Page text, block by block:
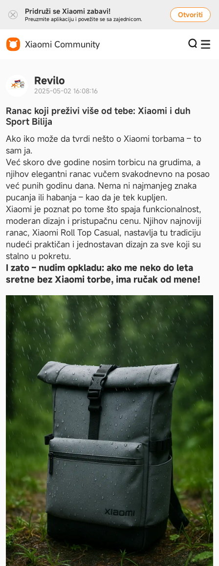
Pridruži se Xiaomi zabavi!
Preuzmite aplikaciju i povežite se sa zajednicom. Otvoriti
Xiaomi Community
Revilo
2025-05-02 16:08:16
Ranac koji preživi više od tebe: Xiaomi i duh
Sport Bilija
Ako iko može da tvrdi nešto o Xiaomi torbama – to
sam ja.
Već skoro dve godine nosim torbicu na grudima, a
njihov elegantni ranac vučem svakodnevno na posao
već punih godinu dana. Nema ni najmanjeg znaka
pucanja ili habanja – kao da je tek kupljen.
Xiaomi je poznat po tome što spaja funkcionalnost,
moderan dizajn i pristupačnu cenu. Njihov najnoviji
ranac, Xiaomi Roll Top Casual, nastavlja tu tradiciju
nudeći praktičan i jednostavan dizajn za sve koji su
stalno u pokretu.
I zato – nudim opkladu: ako me neko do leta
sretne bez Xiaomi torbe, ima ručak od mene!